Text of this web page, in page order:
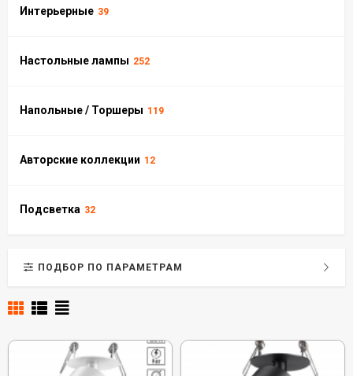
Интерьерные 39
Настольные лампы 252
Напольные / Торшеры 119
Авторские коллекции 12
Подсветка 32
ПОДБОР ПО ПАРАМЕТРАМ